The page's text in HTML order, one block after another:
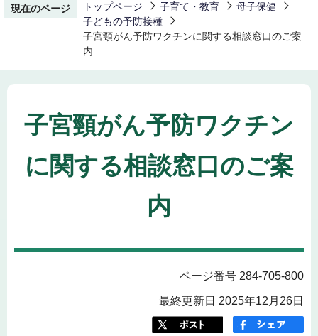
現在のページ トップページ 子育て・教育
母子保健
子どもの予防接種
子宮頸がん予防ワクチンに関する相談窓口のご案
内
子宮頸がん予防ワクチン
に関する相談窓口のご案
内
ページ番号 284-705-800
最終更新日 2025年12月26日